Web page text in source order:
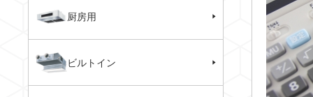
厨房用
ビルトイン